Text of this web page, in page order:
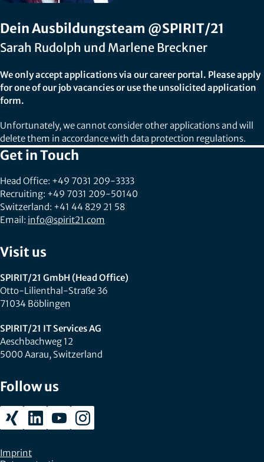
Dein Ausbildungsteam @SPIRIT/21
Sarah Rudolph und Marlene Breckner
We only accept applications via our career portal. Please apply
for one of our job vacancies or use the unsolicited application
form.
Unfortunately, we cannot consider other applications and will
delete them in accordance with data protection regulations.
Get in Touch
Head Office: +49 7031 209-3333
Recruiting: +49 7031 209-50140
Switzerland: +41 44 829 21 58
Email: info@spirit21.com
Visit us
SPIRIT/21 GmbH (Head Office)
Otto-Lilienthal-Straße 36
71034 Böblingen
SPIRIT/21 IT Services AG
Aeschbachweg 12
5000 Aarau, Switzerland
Follow us
Imprint